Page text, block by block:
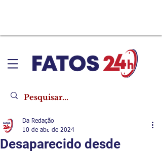
Desaparecido desde
Da Redação
10 de abr. de 2024